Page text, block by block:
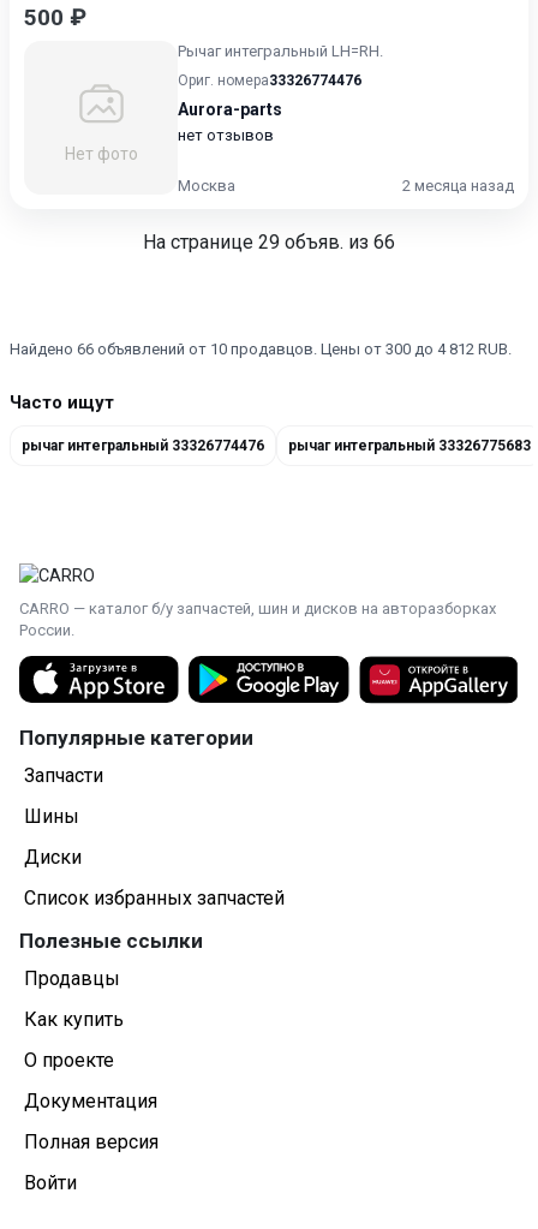
500 ₽
Нет фото
Рычаг интегральный LH=RH.
Ориг. номера33326774476
Aurora-parts
нет отзывов
Москва 2 месяца назад
На странице 29 объяв. из 66
Найдено 66 объявлений от 10 продавцов. Цены от 300 до 4 812 RUB.
Часто ищут
рычаг интегральный 33326774476 рычаг интегральный 33326775683
CARRO — каталог б/у запчастей, шин и дисков на авторазборках
России.
Популярные категории
Запчасти
Шины
Диски
Список избранных запчастей
Полезные ссылки
Продавцы
Как купить
О проекте
Документация
Полная версия
Войти